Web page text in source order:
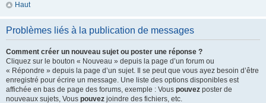
Haut
Problèmes liés à la publication de messages
Comment créer un nouveau sujet ou poster une réponse ?
Cliquez sur le bouton « Nouveau » depuis la page d’un forum ou
« Répondre » depuis la page d’un sujet. Il se peut que vous ayez besoin d’être
enregistré pour écrire un message. Une liste des options disponibles est
affichée en bas de page des forums, exemple : Vous pouvez poster de
nouveaux sujets, Vous pouvez joindre des fichiers, etc.